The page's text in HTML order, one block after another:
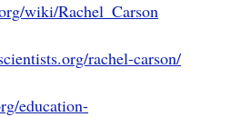
wiki/Rachel_Carson
rachel-carson/
education-